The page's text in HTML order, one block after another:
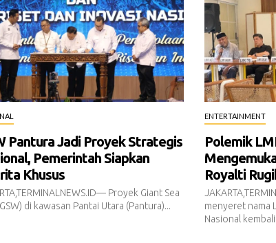
Pantura Jadi Proyek Strategis
Pemerintah Siapkan
Khusus
Proyek Giant Sea
di kawasan Pantai Utara (Pantura)...
ENTERTAINMENT
Polemik
Royalti
menyeret nama
Nasional